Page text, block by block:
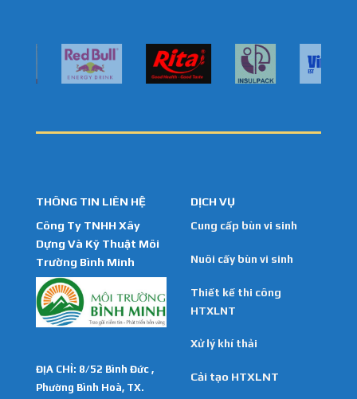
THÔNG TIN LIÊN HỆ
Công Ty TNHH Xây
Dựng Và Kỹ Thuật Môi
Trường Bình Minh
ĐỊA CHỈ: 8/52 Bình Đức ,
Phường Bình Hoà, TX.
DỊCH VỤ
Cung cấp bùn vi sinh
Nuôi cấy bùn vi sinh
Thiết kế thi công
HTXLNT
Xử lý khí thải
Cải tạo HTXLNT